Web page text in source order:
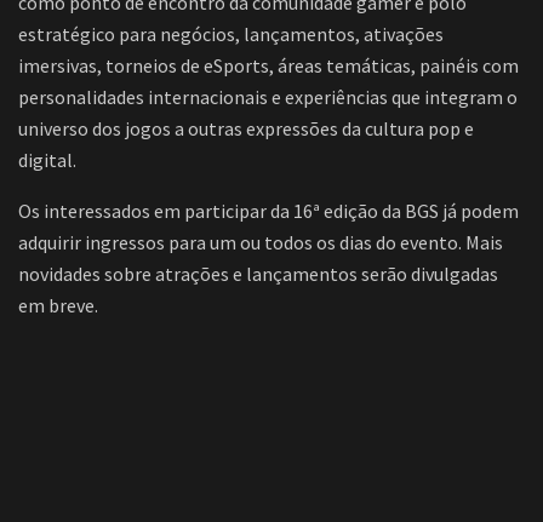
estratégico para negócios, lançamentos, ativações
imersivas, torneios de eSports, áreas temáticas, painéis com
personalidades internacionais e experiências que integram o
universo dos jogos a outras expressões da cultura pop e
digital.
Os interessados em participar da 16ª edição da BGS já podem
adquirir ingressos para um ou todos os dias do evento. Mais
novidades sobre atrações e lançamentos serão divulgadas
em breve.